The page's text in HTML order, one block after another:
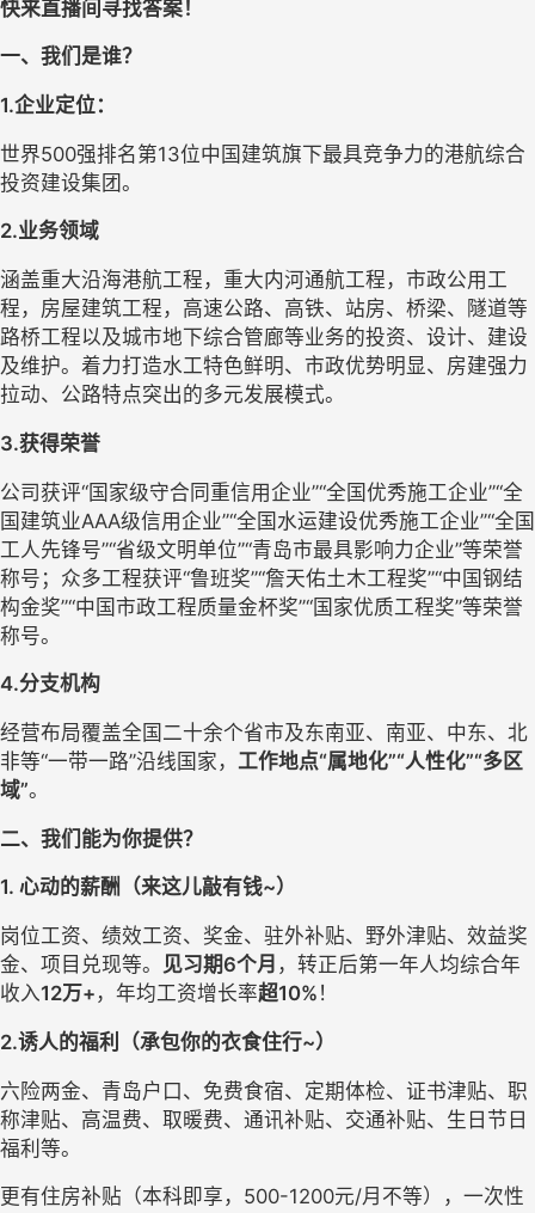
快来直播间寻找答案！
一、我们是谁？
1.企业定位：
世界500强排名第13位中国建筑旗下最具竞争力的港航综合
投资建设集团。
2.业务领域
涵盖重大沿海港航工程，重大内河通航工程，市政公用工
程，房屋建筑工程，高速公路、高铁、站房、桥梁、隧道等
路桥工程以及城市地下综合管廊等业务的投资、设计、建设
及维护。着力打造水工特色鲜明、市政优势明显、房建强力
拉动、公路特点突出的多元发展模式。
3.获得荣誉
公司获评“国家级守合同重信用企业”“全国优秀施工企业”“全
国建筑业AAA级信用企业”“全国水运建设优秀施工企业”“全国
工人先锋号”“省级文明单位”“青岛市最具影响力企业”等荣誉
称号；众多工程获评“鲁班奖”“詹天佑土木工程奖”“中国钢结
构金奖”“中国市政工程质量金杯奖”“国家优质工程奖”等荣誉
称号。
4.分支机构
经营布局覆盖全国二十余个省市及东南亚、南亚、中东、北
非等“一带一路”沿线国家， 工作地点“属地化”“人性化”“多区
域”。
二、我们能为你提供？
1. 心动的薪酬（来这儿敲有钱~）
岗位工资、绩效工资、奖金、驻外补贴、野外津贴、效益奖
金、项目兑现等。 见习期6个月 ，转正后第一年人均综合年
收入12万+ ，年均工资增长率超10% ！
2.诱人的福利（承包你的衣食住行~）
六险两金、青岛户口、免费食宿、定期体检、证书津贴、职
称津贴、高温费、取暖费、通讯补贴、交通补贴、生日节日
福利等。
更有住房补贴（本科即享，500-1200元/月不等），一次性